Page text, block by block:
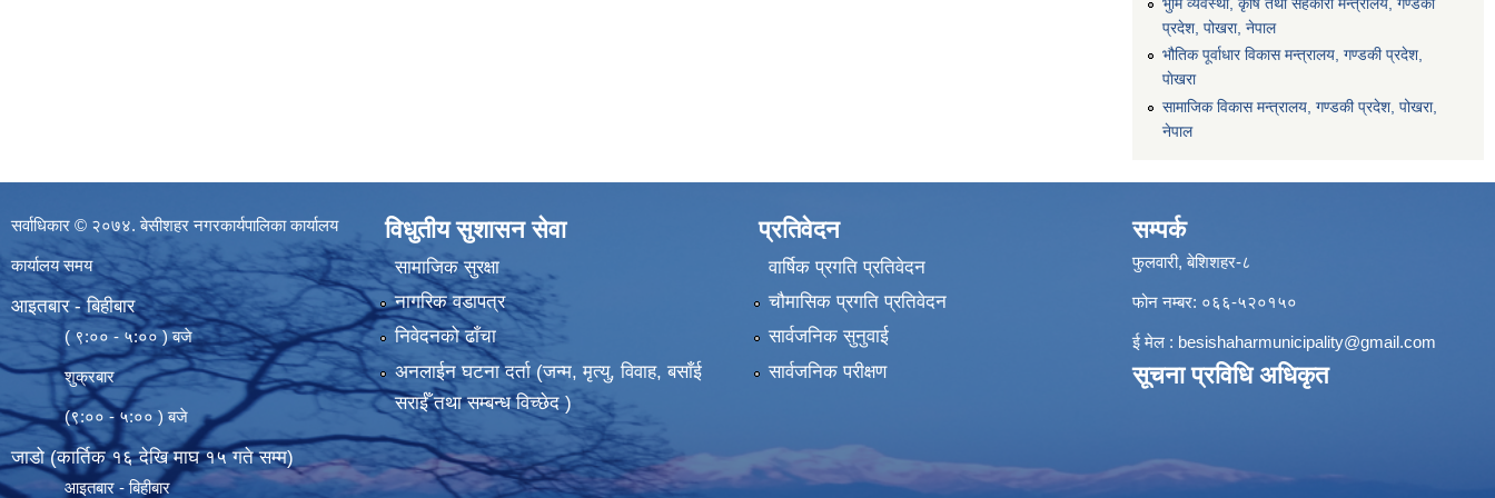
प्रदेश, पोखरा, नेपाल
भौतिक पूर्वाधार विकास मन्त्रालय, गण्डकी प्रदेश,
पाेखरा
सामाजिक विकास मन्त्रालय, गण्डकी प्रदेश, पोखरा,
नेपाल
सर्वाधिकार © २०७४. बेसीशहर नगरकार्यपालिका कार्यालय
कार्यालय समय
आइतबार - बिहीबार
( ९:०० - ५:०० ) बजे
शुक्रबार
(९:०० - ५:०० ) बजे
जाडो (कार्तिक १६ देखि माघ १५ गते सम्म)
आइतबार - बिहीबार
विधुतीय सुशासन सेवा
सामाजिक सुरक्षा
नागरिक वडापत्र
निवेदनको ढाँचा
अनलाईन घटना दर्ता (जन्म, मृत्यु, विवाह, बसाँई
सराईँ तथा सम्बन्ध विच्छेद )
प्रतिवेदन
वार्षिक प्रगति प्रतिवेदन
चौमासिक प्रगति प्रतिवेदन
सार्वजनिक सुनुवाई
सार्वजनिक परीक्षण
सम्पर्क
फुलवारी, बेशिशहर-८
फोन नम्बर: ०६६-५२०१५०
ई मेल : besishaharmunicipality@gmail.com
सूचना प्रविधि अधिकृत